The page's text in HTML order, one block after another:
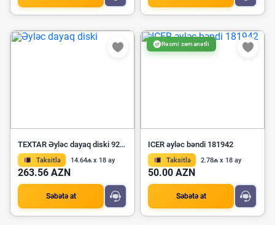
TEXTAR Əyləc dayaq diski 92151403
Taksitlə 14.64₼ x 18 ay
263.56 AZN
Səbətə at
Rəsmi zəmanətli
ICER əyləc bəndi 181942
Taksitlə 2.78₼ x 18 ay
50.00 AZN
Səbətə at